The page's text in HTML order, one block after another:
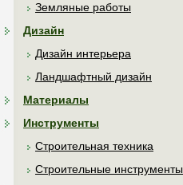
Земляные работы
Дизайн
Дизайн интерьера
Ландшафтный дизайн
Материалы
Инструменты
Строительная техника
Строительные инструменты